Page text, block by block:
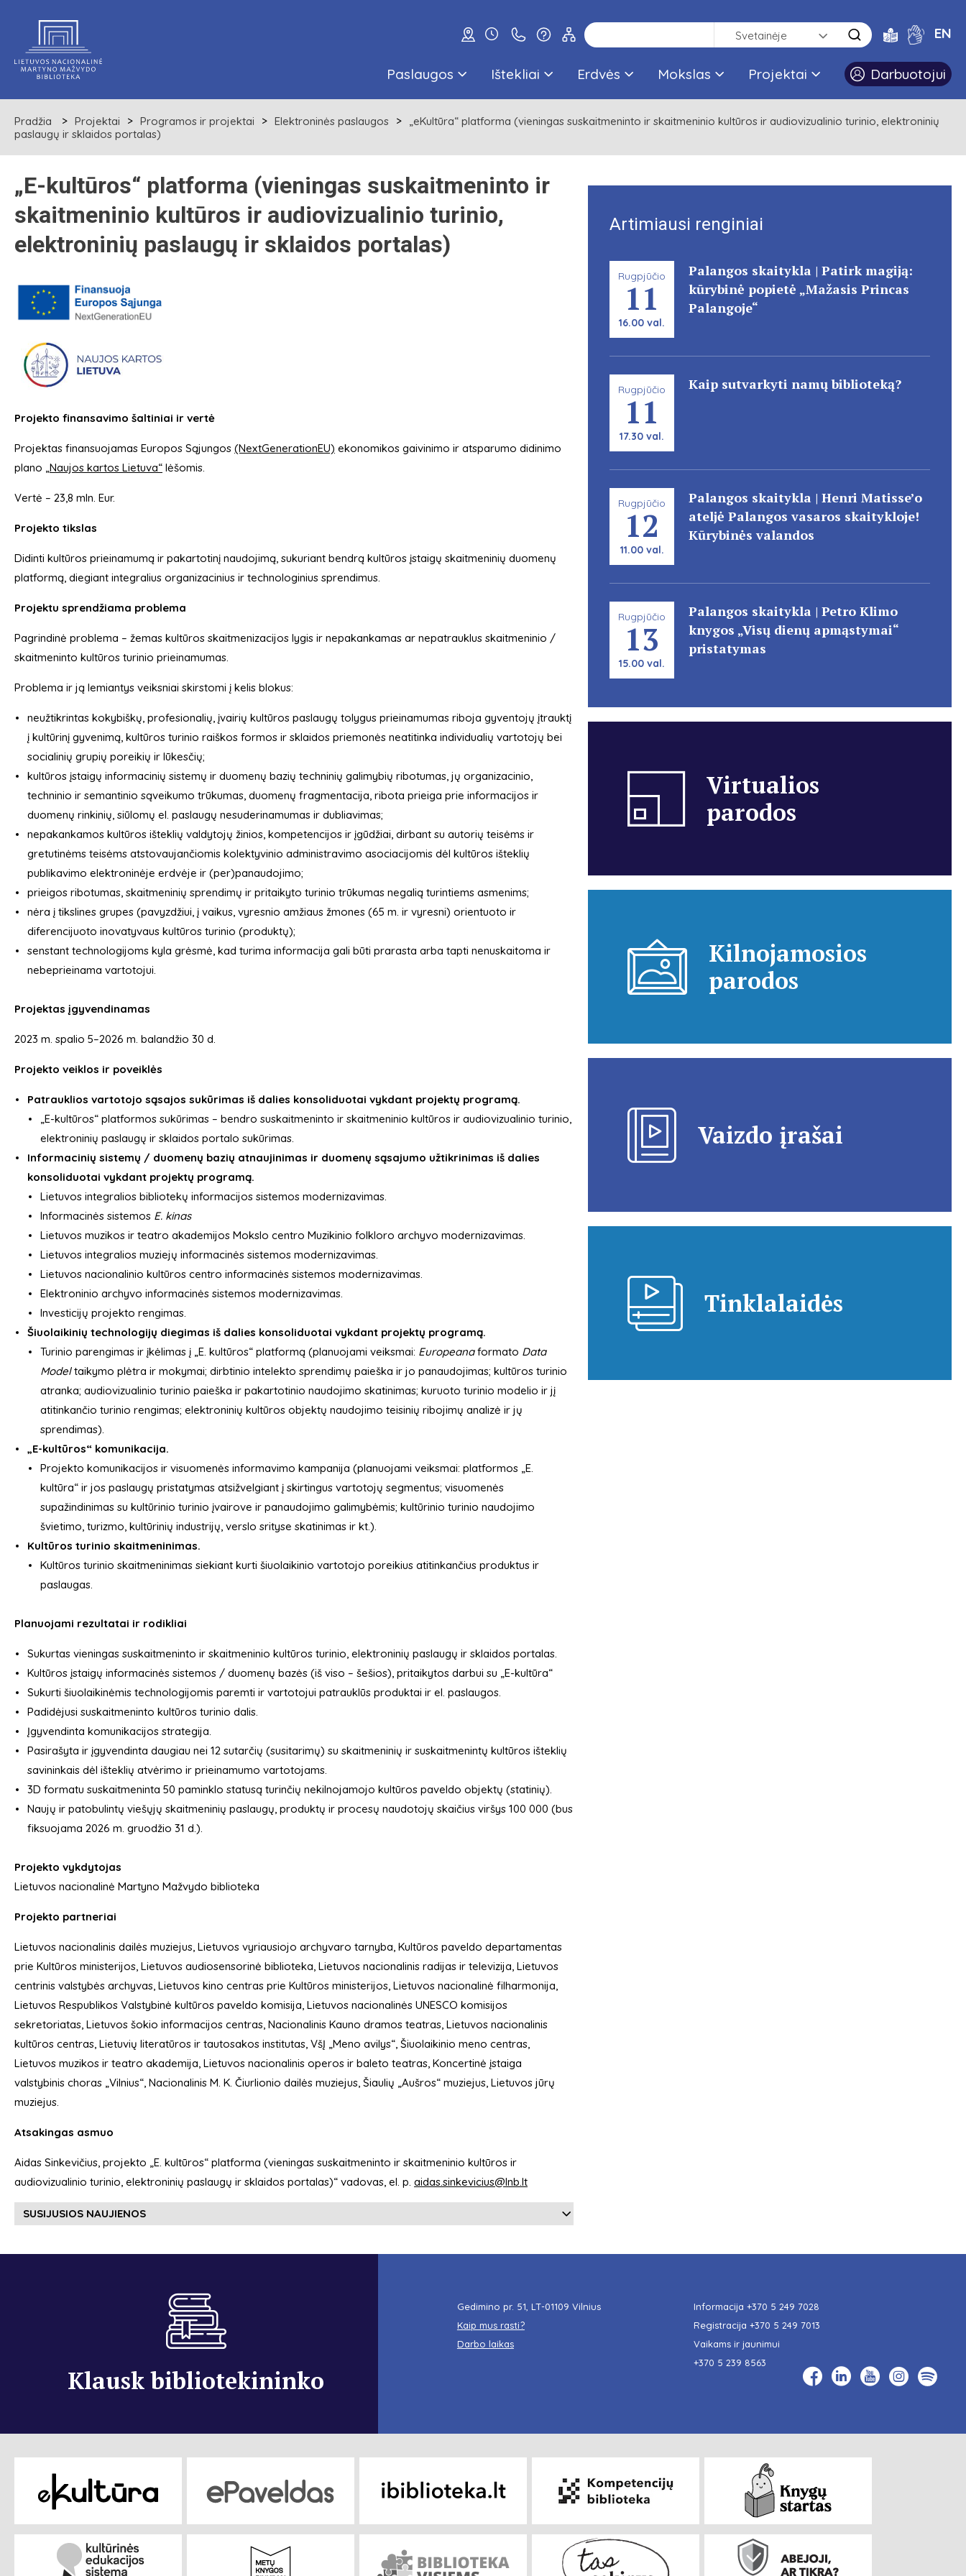
Svetainėje EN
Paslaugos Ištekliai Erdvės Mokslas Projektai Darbuotojui
Pradžia Projektai Programos ir projektai Elektroninės paslaugos
„eKultūra“ platforma (vieningas suskaitmeninto ir skaitmeninio kultūros ir audiovizualinio turinio, elektroninių
paslaugų ir sklaidos portalas)
„E-kultūros“ platforma (vieningas suskaitmeninto ir
skaitmeninio kultūros ir audiovizualinio turinio,
elektroninių paslaugų ir sklaidos portalas)
Projekto finansavimo šaltiniai ir vertė
Projektas finansuojamas Europos Sąjungos (NextGenerationEU) ekonomikos gaivinimo ir atsparumo didinimo
plano „Naujos kartos Lietuva“ lėšomis.
Vertė – 23,8 mln. Eur.
Projekto tikslas
Didinti kultūros prieinamumą ir pakartotinį naudojimą, sukuriant bendrą kultūros įstaigų skaitmeninių duomenų
platformą, diegiant integralius organizacinius ir technologinius sprendimus.
Projektu sprendžiama problema
Pagrindinė problema – žemas kultūros skaitmenizacijos lygis ir nepakankamas ar nepatrauklus skaitmeninio /
skaitmeninto kultūros turinio prieinamumas.
Problema ir ją lemiantys veiksniai skirstomi į kelis blokus:
neužtikrintas kokybiškų, profesionalių, įvairių kultūros paslaugų tolygus prieinamumas riboja gyventojų įtrauktį
į kultūrinį gyvenimą, kultūros turinio raiškos formos ir sklaidos priemonės neatitinka individualių vartotojų bei
socialinių grupių poreikių ir lūkesčių;
kultūros įstaigų informacinių sistemų ir duomenų bazių techninių galimybių ribotumas, jų organizacinio,
techninio ir semantinio sąveikumo trūkumas, duomenų fragmentacija, ribota prieiga prie informacijos ir
duomenų rinkinių, siūlomų el. paslaugų nesuderinamumas ir dubliavimas;
nepakankamos kultūros išteklių valdytojų žinios, kompetencijos ir įgūdžiai, dirbant su autorių teisėms ir
gretutinėms teisėms atstovaujančiomis kolektyvinio administravimo asociacijomis dėl kultūros išteklių
publikavimo elektroninėje erdvėje ir (per)panaudojimo;
prieigos ribotumas, skaitmeninių sprendimų ir pritaikyto turinio trūkumas negalią turintiems asmenims;
nėra į tikslines grupes (pavyzdžiui, į vaikus, vyresnio amžiaus žmones (65 m. ir vyresni) orientuoto ir
diferencijuoto inovatyvaus kultūros turinio (produktų);
senstant technologijoms kyla grėsmė, kad turima informacija gali būti prarasta arba tapti nenuskaitoma ir
nebeprieinama vartotojui.
Projektas įgyvendinamas
2023 m. spalio 5–2026 m. balandžio 30 d.
Projekto veiklos ir poveiklės
Patrauklios vartotojo sąsajos sukūrimas iš dalies konsoliduotai vykdant projektų programą.
„E-kultūros“ platformos sukūrimas – bendro suskaitmeninto ir skaitmeninio kultūros ir audiovizualinio turinio,
elektroninių paslaugų ir sklaidos portalo sukūrimas.
Informacinių sistemų / duomenų bazių atnaujinimas ir duomenų sąsajumo užtikrinimas iš dalies
konsoliduotai vykdant projektų programą.
Lietuvos integralios bibliotekų informacijos sistemos modernizavimas.
Informacinės sistemos E. kinas
Lietuvos muzikos ir teatro akademijos Mokslo centro Muzikinio folkloro archyvo modernizavimas.
Lietuvos integralios muziejų informacinės sistemos modernizavimas.
Lietuvos nacionalinio kultūros centro informacinės sistemos modernizavimas.
Elektroninio archyvo informacinės sistemos modernizavimas.
Investicijų projekto rengimas.
Šiuolaikinių technologijų diegimas iš dalies konsoliduotai vykdant projektų programą.
Turinio parengimas ir įkėlimas į „E. kultūros“ platformą (planuojami veiksmai: Europeanaformato Data
Modeltaikymo plėtra ir mokymai; dirbtinio intelekto sprendimų paieška ir jo panaudojimas; kultūros turinio
atranka; audiovizualinio turinio paieška ir pakartotinio naudojimo skatinimas; kuruoto turinio modelio ir jį
atitinkančio turinio rengimas; elektroninių kultūros objektų naudojimo teisinių ribojimų analizė ir jų
sprendimas).
„E-kultūros“ komunikacija.
Projekto komunikacijos ir visuomenės informavimo kampanija (planuojami veiksmai: platformos „E.
kultūra“ ir jos paslaugų pristatymas atsižvelgiant į skirtingus vartotojų segmentus; visuomenės
supažindinimas su kultūrinio turinio įvairove ir panaudojimo galimybėmis; kultūrinio turinio naudojimo
švietimo, turizmo, kultūrinių industrijų, verslo srityse skatinimas ir kt.).
Kultūros turinio skaitmeninimas.
Kultūros turinio skaitmeninimas siekiant kurti šiuolaikinio vartotojo poreikius atitinkančius produktus ir
paslaugas.
Planuojami rezultatai ir rodikliai
Sukurtas vieningas suskaitmeninto ir skaitmeninio kultūros turinio, elektroninių paslaugų ir sklaidos portalas.
Kultūros įstaigų informacinės sistemos / duomenų bazės (iš viso – šešios), pritaikytos darbui su „E-kultūra“
Sukurti šiuolaikinėmis technologijomis paremti ir vartotojui patrauklūs produktai ir el. paslaugos.
Padidėjusi suskaitmeninto kultūros turinio dalis.
Įgyvendinta komunikacijos strategija.
Pasirašyta ir įgyvendinta daugiau nei 12 sutarčių (susitarimų) su skaitmeninių ir suskaitmenintų kultūros išteklių
savininkais dėl išteklių atvėrimo ir prieinamumo vartotojams.
3D formatu suskaitmeninta 50 paminklo statusą turinčių nekilnojamojo kultūros paveldo objektų (statinių).
Naujų ir patobulintų viešųjų skaitmeninių paslaugų, produktų ir procesų naudotojų skaičius viršys 100 000 (bus
fiksuojama 2026 m. gruodžio 31 d.).
Projekto vykdytojas
Lietuvos nacionalinė Martyno Mažvydo biblioteka
Projekto partneriai
Lietuvos nacionalinis dailės muziejus, Lietuvos vyriausiojo archyvaro tarnyba, Kultūros paveldo departamentas
prie Kultūros ministerijos, Lietuvos audiosensorinė biblioteka, Lietuvos nacionalinis radijas ir televizija, Lietuvos
centrinis valstybės archyvas, Lietuvos kino centras prie Kultūros ministerijos, Lietuvos nacionalinė filharmonija,
Lietuvos Respublikos Valstybinė kultūros paveldo komisija, Lietuvos nacionalinės UNESCO komisijos
sekretoriatas, Lietuvos šokio informacijos centras, Nacionalinis Kauno dramos teatras, Lietuvos nacionalinis
kultūros centras, Lietuvių literatūros ir tautosakos institutas, VšĮ „Meno avilys“, Šiuolaikinio meno centras,
Lietuvos muzikos ir teatro akademija, Lietuvos nacionalinis operos ir baleto teatras, Koncertinė įstaiga
valstybinis choras „Vilnius“, Nacionalinis M. K. Čiurlionio dailės muziejus, Šiaulių „Aušros“ muziejus, Lietuvos jūrų
muziejus.
Atsakingas asmuo
Aidas Sinkevičius, projekto „E. kultūros“ platforma (vieningas suskaitmeninto ir skaitmeninio kultūros ir
audiovizualinio turinio, elektroninių paslaugų ir sklaidos portalas)“ vadovas, el. p. aidas.sinkevicius@lnb.lt
SUSIJUSIOS NAUJIENOS
Artimiausi renginiai
Rugpjūčio
11
16.00 val.
Palangos skaitykla | Patirk magiją:
kūrybinė popietė „Mažasis Princas
Palangoje“
Rugpjūčio
11
17.30 val.
Kaip sutvarkyti namų biblioteką?
Rugpjūčio
12
11.00 val.
Palangos skaitykla | Henri Matisse’o
ateljė Palangos vasaros skaitykloje!
Kūrybinės valandos
Rugpjūčio
13
15.00 val.
Palangos skaitykla | Petro Klimo
knygos „Visų dienų apmąstymai“
pristatymas
Virtualios
parodos
Kilnojamosios
parodos
Vaizdo įrašai
Tinklalaidės
Klausk bibliotekininko
Gedimino pr. 51, LT-01109 Vilnius
Kaip mus rasti?
Darbo laikas
Informacija +370 5 249 7028
Registracija +370 5 249 7013
Vaikams ir jaunimui
+370 5 239 8563